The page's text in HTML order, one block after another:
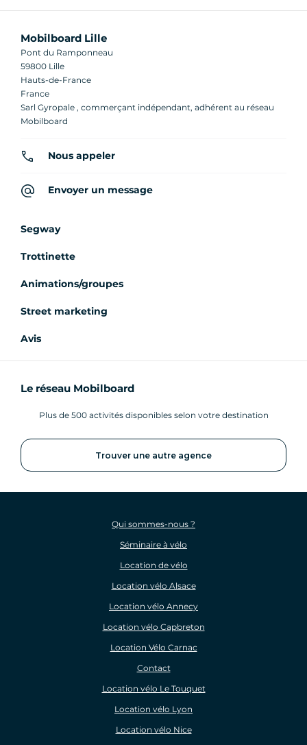
Mobilboard Lille
Pont du Ramponneau
59800 Lille
Hauts-de-France
France
Sarl Gyropale , commerçant indépendant, adhérent au réseau
Mobilboard
Nous appeler
Envoyer un message
Segway
Trottinette
Animations/groupes
Street marketing
Avis
Le réseau Mobilboard
Plus de 500 activités disponibles selon votre destination
Trouver une autre agence
Qui sommes-nous ?
Séminaire à vélo
Location de vélo
Location vélo Alsace
Location vélo Annecy
Location vélo Capbreton
Location Vélo Carnac
Contact
Location vélo Le Touquet
Location vélo Lyon
Location vélo Nice